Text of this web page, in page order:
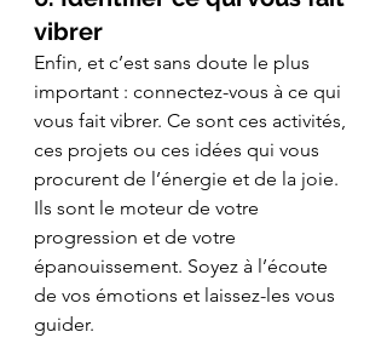
vibrer
Enfin, et c’est sans doute le plus
important : connectez-vous à ce qui
vous fait vibrer. Ce sont ces activités,
ces projets ou ces idées qui vous
procurent de l’énergie et de la joie.
Ils sont le moteur de votre
progression et de votre
épanouissement. Soyez à l’écoute
de vos émotions et laissez-les vous
guider.